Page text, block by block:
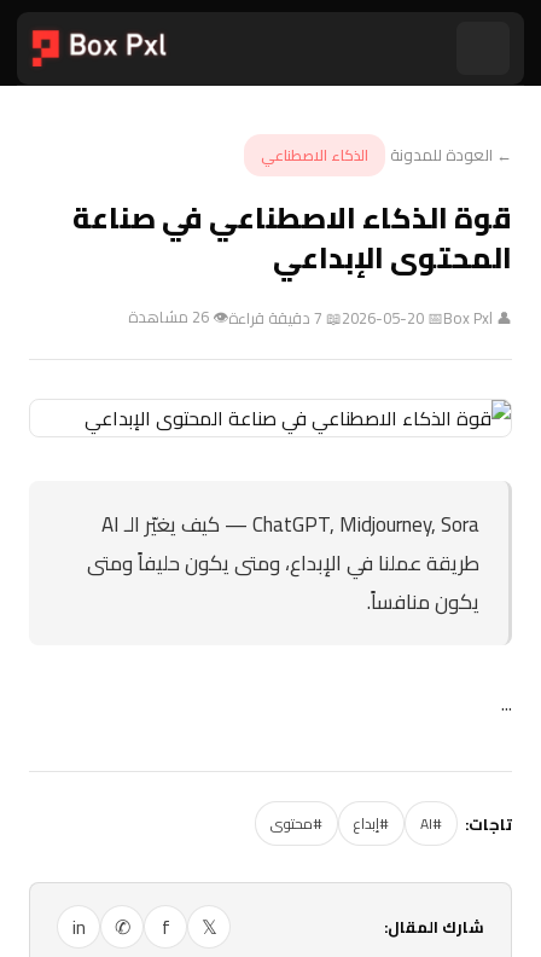
← العودة للمدونة الذكاء الاصطناعي
قوة الذكاء الاصطناعي في صناعة
المحتوى الإبداعي
👤 Box Pxl
📅 2026-05-20 📖 7 دقيقة قراءة 👁 26 مشاهدة
ChatGPT, Midjourney, Sora — كيف يغيّر الـ AI
طريقة عملنا في الإبداع، ومتى يكون حليفاً ومتى
يكون منافساً.
...
تاجات: #AI #إبداع #محتوى
شارك المقال: 𝕏
f
✆
in